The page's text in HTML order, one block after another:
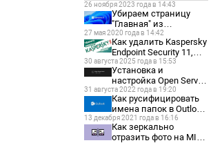
26 ноября 2023 года в 14:43
Убираем страницу
"Главная" из
параметров Windows
11
27 мая 2020 года в 14:42
Как удалить Kaspersky
Endpoint Security 11,
если забыл пароль?
30 августа 2025 года в 15:53
Установка и
настройка Open Server
Panel 6
31 августа 2022 года в 19:20
Как русифицировать
имена папок в Outlook
2021
13 декабря 2021 года в 16:16
Как зеркально
отразить фото на MIUI